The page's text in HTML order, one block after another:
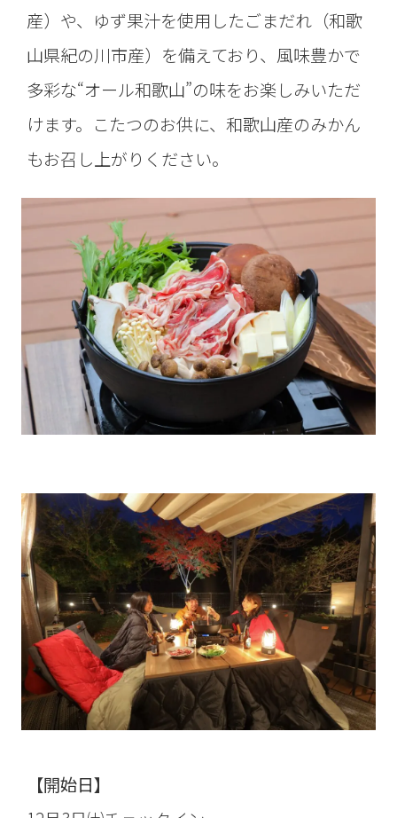
産）や、ゆず果汁を使用したごまだれ（和歌
山県紀の川市産）を備えており、風味豊かで
多彩な“オール和歌山”の味をお楽しみいただ
けます。こたつのお供に、和歌山産のみかん
もお召し上がりください。
【​開始日】